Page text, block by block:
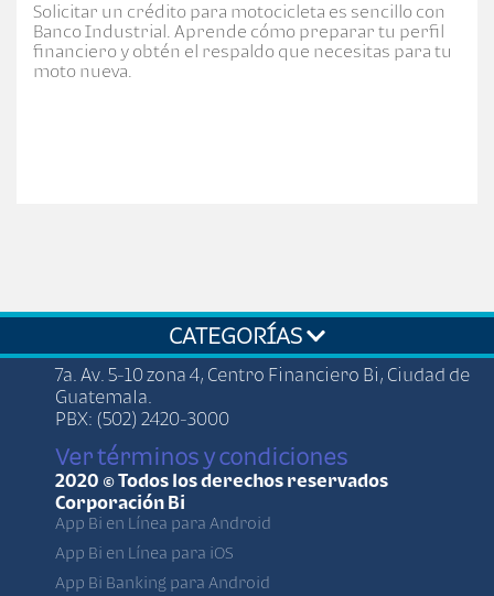
Solicitar un crédito para motocicleta es sencillo con
Banco Industrial. Aprende cómo preparar tu perfil
financiero y obtén el respaldo que necesitas para tu
moto nueva.
CATEGORÍAS
7a. Av. 5-10 zona 4, Centro Financiero Bi, Ciudad de
Guatemala.
PBX: (502) 2420-3000
Ver términos y condiciones
2020 © Todos los derechos reservados
Corporación Bi
App Bi en Línea para Android
App Bi en Línea para iOS
App Bi Banking para Android